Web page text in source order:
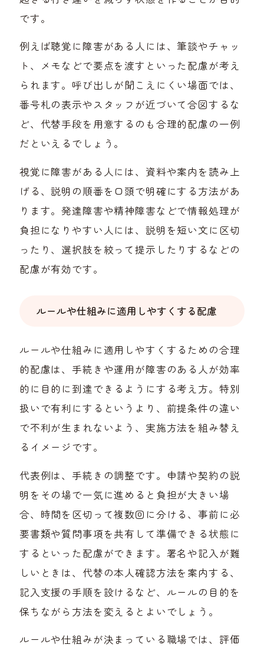
です。
例えば聴覚に障害がある人には、筆談やチャッ
ト、メモなどで要点を渡すといった配慮が考え
られます。呼び出しが聞こえにくい場面では、
番号札の表示やスタッフが近づいて合図するな
ど、代替手段を用意するのも合理的配慮の一例
だといえるでしょう。
視覚に障害がある人には、資料や案内を読み上
げる、説明の順番を口頭で明確にする方法があ
ります。発達障害や精神障害などで情報処理が
負担になりやすい人には、説明を短い文に区切
ったり、選択肢を絞って提示したりするなどの
配慮が有効です。
ルールや仕組みに適用しやすくする配慮
ルールや仕組みに適用しやすくするための合理
的配慮は、手続きや運用が障害のある人が効率
的に目的に到達できるようにする考え方。特別
扱いで有利にするというより、前提条件の違い
で不利が生まれないよう、実施方法を組み替え
るイメージです。
代表例は、手続きの調整です。申請や契約の説
明をその場で一気に進めると負担が大きい場
合、時間を区切って複数回に分ける、事前に必
要書類や質問事項を共有して準備できる状態に
するといった配慮ができます。署名や記入が難
しいときは、代替の本人確認方法を案内する、
記入支援の手順を設けるなど、ルールの目的を
保ちながら方法を変えるとよいでしょう。
ルールや仕組みが決まっている職場では、評価